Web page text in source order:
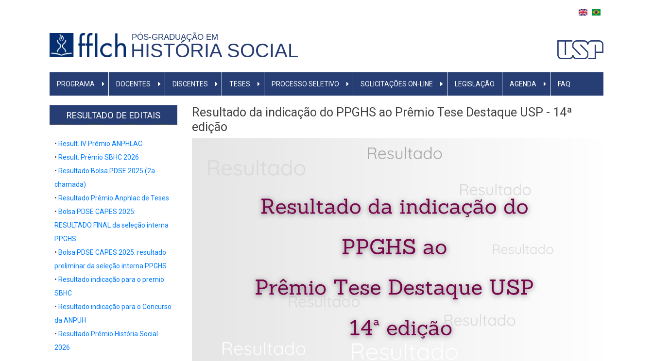
PÓS-GRADUAÇÃO EM
HISTÓRIA SOCIAL
MAIN
PROGRAMA DOCENTES DISCENTES TESES PROCESSO SELETIVO SOLICITAÇÕES ON-LINE LEGISLAÇÃO AGENDA FAQ
RESULTADO DE EDITAIS
• Result. IV Prêmio ANPHLAC
• Result. Prêmio SBHC 2026
• Resultado Bolsa PDSE 2025 (2a
chamada)
• Resultado Prêmio Anphlac de Teses
• Bolsa PDSE CAPES 2025:
RESULTADO FINAL da seleção interna
PPGHS
• Bolsa PDSE CAPES 2025: resultado
preliminar da seleção interna PPGHS
• Resultado indicação para o premio
SBHC
• Resultado indicação para o Concurso
da ANPUH
• Resultado Prêmio História Social
2026
Resultado da indicação do PPGHS ao Prêmio Tese Destaque USP - 14ª
edição